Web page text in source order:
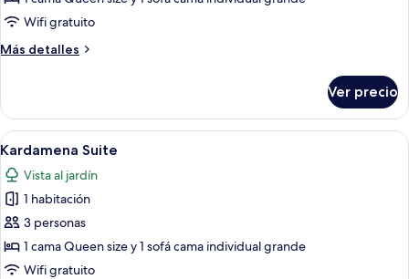
Double
with
Wifi gratuito
Más detalles
Más
Double
Room
with
View
Ver precio
Abrir
todas
las
fotos
de
Kardamena
Suite
Un dormitorio moderno con una
4
Kardamena Suite
Vista al jardín
1 habitación
3 personas
1 cama Queen size y 1 sofá cama individual grande
Wifi gratuito